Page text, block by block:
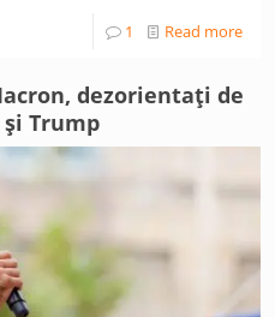
1 Read more
dezorientați de
Trump